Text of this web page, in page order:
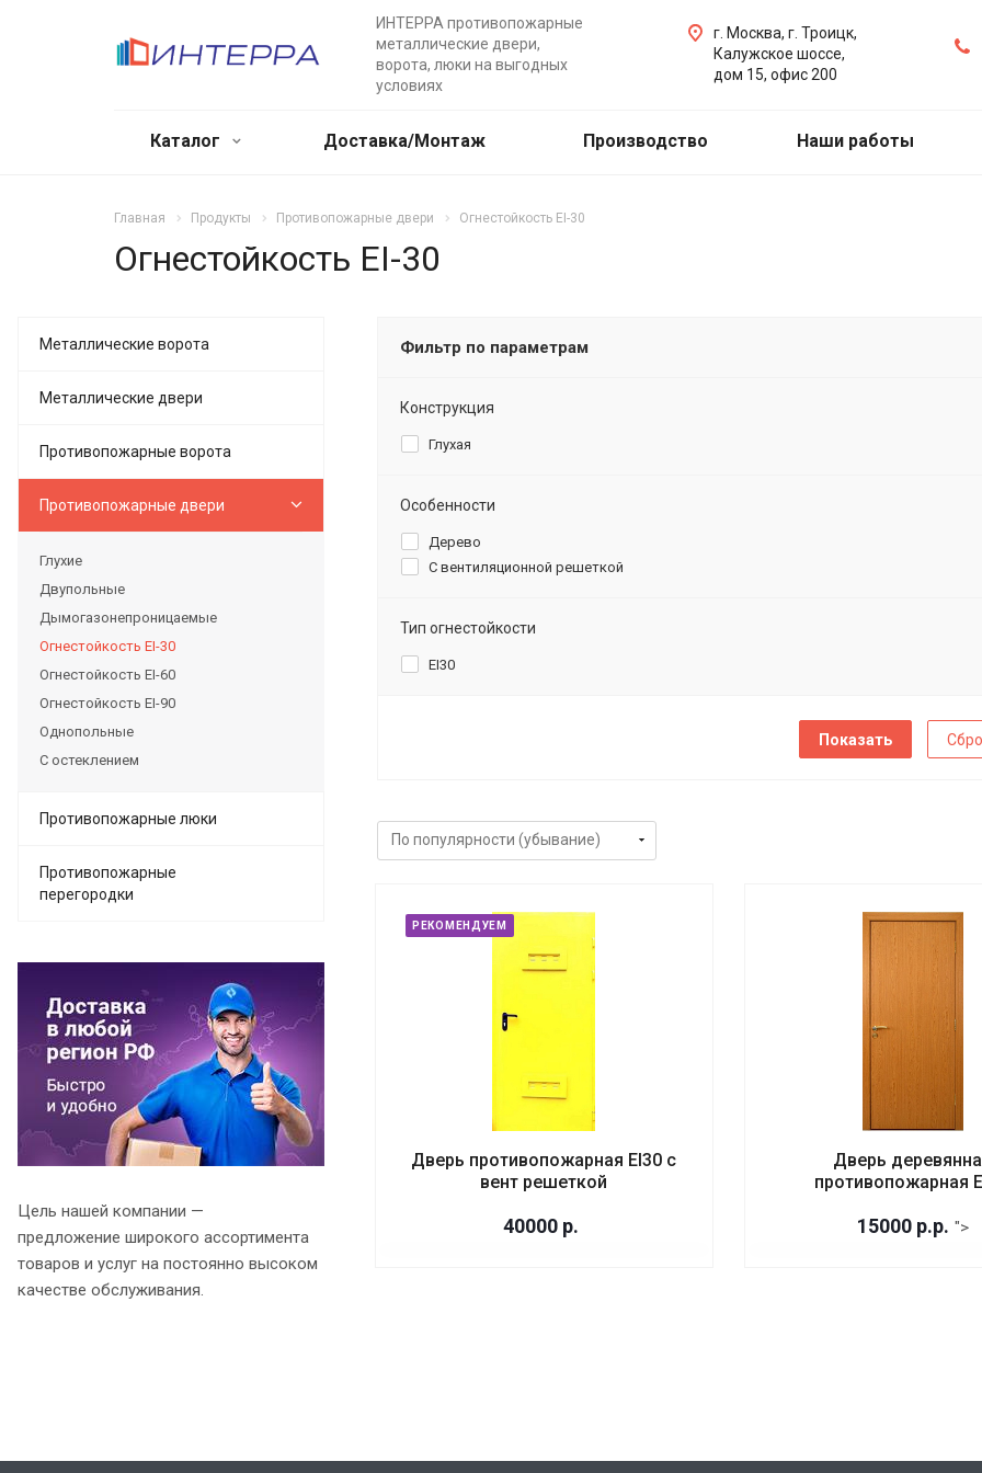
ИНТЕРРА противопожарные
металлические двери,
ворота, люки на выгодных
условиях
г. Москва, г. Троицк,
Калужское шоссе,
дом 15, офис 200
Каталог Доставка/Монтаж Производство Наши работы
Главная Продукты Противопожарные двери Огнестойкость EI-30
Огнестойкость EI-30
Фильтр по параметрам
Конструкция
Глухая
Особенности
Дерево
С вентиляционной решеткой
Тип огнестойкости
EI30
РЕКОМЕНДУЕМ
Дверь противопожарная EI30 с
вент решеткой
40000 р.
Дверь
противопожарная
15000 р.р. ">
Металлические ворота
Металлические двери
Противопожарные ворота
Противопожарные двери
Глухие
Двупольные
Дымогазонепроницаемые
Огнестойкость EI-30
Огнестойкость EI-60
Огнестойкость EI-90
Однопольные
С остеклением
Противопожарные люки
Противопожарные
перегородки
Цель нашей компании —
предложение широкого ассортимента
товаров и услуг на постоянно высоком
качестве обслуживания.